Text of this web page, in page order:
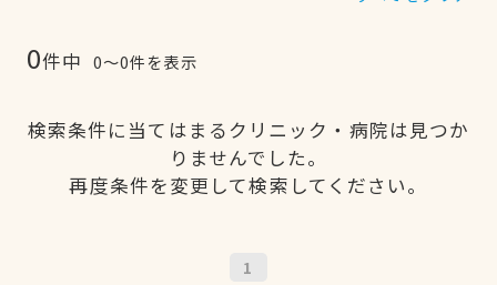
0件中 0〜0件を表示
検索条件に当てはまるクリニック・病院は見つか
りませんでした。
再度条件を変更して検索してください。
1